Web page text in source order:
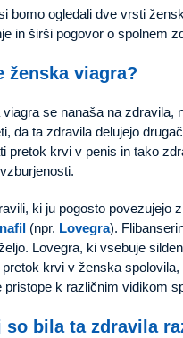
bomo ogledali dve vrsti
in širši pogovor o spolnem
ženska viagra?
se nanaša na zdravila,
da ta zdravila delujejo
pretok krvi v penis in tako
ki ju pogosto povezujejo
(npr. Lovegra).
Lovegra, ki vsebuje
krvi v ženska
pristope k različnim vidikom
so bila ta zdravila